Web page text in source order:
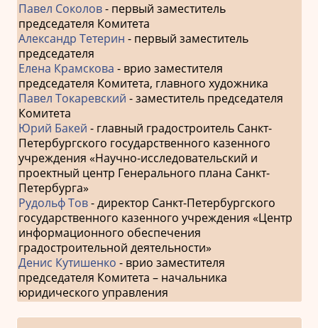
Павел Соколов- первый заместитель
председателя Комитета
Александр Тетерин - первый заместитель
председателя
Елена Крамскова - врио заместителя
председателя Комитета, главного художника
Павел Токаревский - заместитель председателя
Комитета
Юрий Бакей - главный градостроитель Санкт-
Петербургского государственного казенного
учреждения «Научно-исследовательский и
проектный центр Генерального плана Санкт-
Петербурга»
Рудольф Тов- директор Санкт-Петербургского
государственного казенного учреждения «Центр
информационного обеспечения
градостроительной деятельности»
Денис Кутишенко - врио заместителя
председателя Комитета – начальника
юридического управления